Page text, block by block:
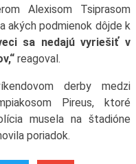
Alexisom Tsiprasom
akých podmienok dôjde k
sa nedajú vyriešiť v
reagoval.
derby medzi
Pireus, ktoré
musela na štadióne
poriadok.